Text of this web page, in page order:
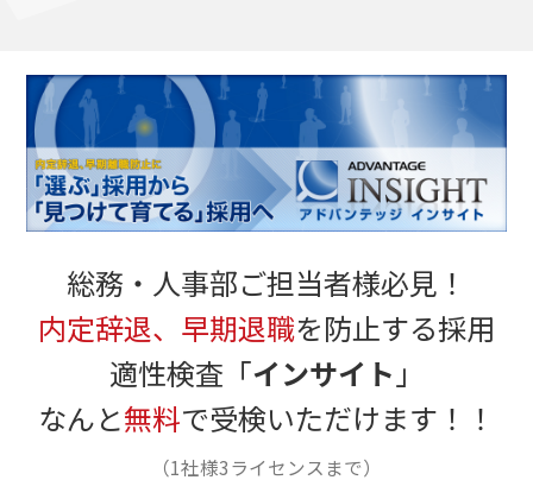
総務・人事部ご担当者様必見！
内定辞退、早期退職を防止する採用
適性検査「インサイト 」
なんと無料で受検いただけます！！
（1社様3ライセンスまで）